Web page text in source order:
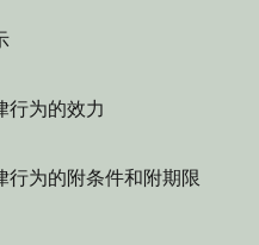
的效力
附条件和附期限